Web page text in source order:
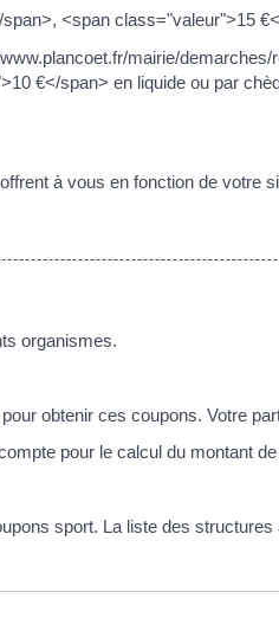
<span class="valeur">15
mairie/
€</span> en liquide ou par
à vous en fonction de votre
organismes.
obtenir ces coupons. Votre
pour le calcul du montant
sport. La liste des